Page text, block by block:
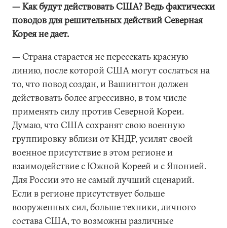
— Как будут действовать США? Ведь фактически
поводов для решительных действий Северная
Корея не дает.
— Страна старается не пересекать красную
линию, после которой США могут сослаться на
то, что повод создан, и Вашингтон должен
действовать более агрессивно, в том числе
применять силу против Северной Кореи.
Думаю, что США сохранят свою военную
группировку вблизи от КНДР, усилят своей
военное присутствие в этом регионе и
взаимодействие с Южной Кореей и с Японией.
Для России это не самый лучший сценарий.
Если в регионе присутствует больше
вооруженных сил, больше техники, личного
состава США, то возможны различные